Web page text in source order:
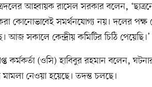
আহ্বায়ক রাসেল সরকার বলেন,
কোনোভাবেই সমর্থনযোগ্য নয়। দলের পক্ষ
আজ সকালে কেন্দ্রীয় কমিটির চিঠি পেয়েছি।’
কর্মকর্তা (ওসি) হাবিবুর রহমান বলেন,
নেওয়া হয়েছে। তদন্ত চলছে।